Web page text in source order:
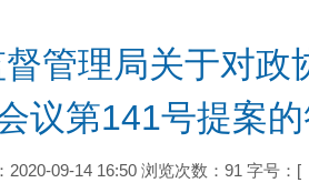
管理局关于对政
议第141号提案的
2020-09-14 16:50 浏览次数：91 字号：[